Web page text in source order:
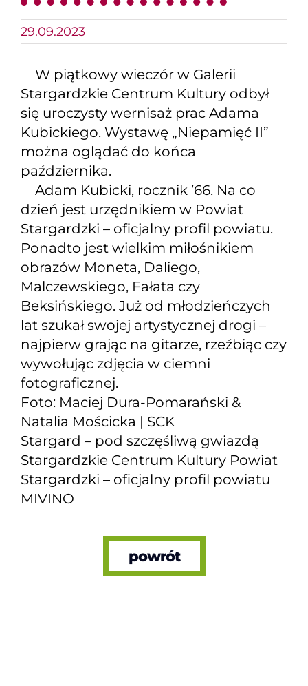
29.09.2023
W piątkowy wieczór w Galerii
Stargardzkie Centrum Kulturyodbył
się uroczysty wernisaż prac Adama
Kubickiego. Wystawę „Niepamięć II”
można oglądać do końca
października.
Adam Kubicki, rocznik ’66. Na co
dzień jest urzędnikiem w Powiat
Stargardzki – oficjalny profil powiatu.
Ponadto jest wielkim miłośnikiem
obrazów Moneta, Daliego,
Malczewskiego, Fałata czy
Beksińskiego. Już od młodzieńczych
lat szukał swojej artystycznej drogi –
najpierw grając na gitarze, rzeźbiąc czy
wywołując zdjęcia w ciemni
fotograficznej.
Foto: Maciej Dura-Pomarański &
Natalia Mościcka | SCK
Stargard – pod szczęśliwą gwiazdą
Stargardzkie Centrum Kultury Powiat
Stargardzki – oficjalny profil powiatu
MIVINO
powrót